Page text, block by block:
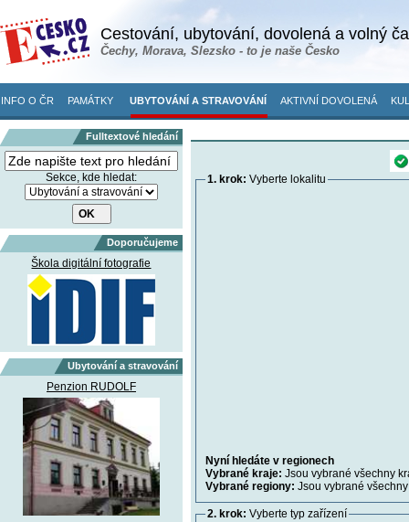
Cestování, ubytování, dovolená a volný
Čechy, Morava, Slezsko - to je naše Česko
INFO O ČR PAMÁTKY UBYTOVÁNÍ A STRAVOVÁNÍ AKTIVNÍ DOVOLENÁ
Fulltextové hledání
Sekce, kde hledat:
Doporučujeme
Škola digitální fotografie
Ubytování a stravování
Penzion RUDOLF
1. krok: Vyberte lokalitu
Nyní hledáte v regionech
Vybrané kraje: Jsou vybrané všechny
Vybrané regiony: Jsou vybrané
2. krok: Vyberte typ zařízení